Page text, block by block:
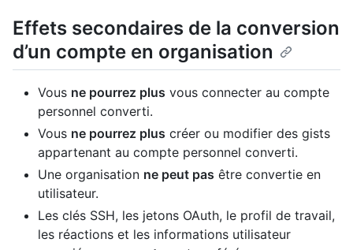
Effets secondaires de la conversion
d’un compte en organisation
Vous ne pourrez plus vous connecter au compte
personnel converti.
Vous ne pourrez plus créer ou modifier des gists
appartenant au compte personnel converti.
Une organisation ne peut pas être convertie en
utilisateur.
Les clés SSH, les jetons OAuth, le profil de travail,
les réactions et les informations utilisateur